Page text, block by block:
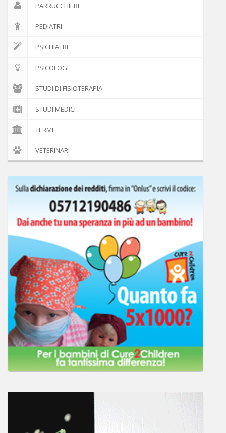
PARRUCCHIERI
PEDIATRI
PSICHIATRI
PSICOLOGI
STUDI DI FISIOTERAPIA
STUDI MEDICI
TERME
VETERINARI